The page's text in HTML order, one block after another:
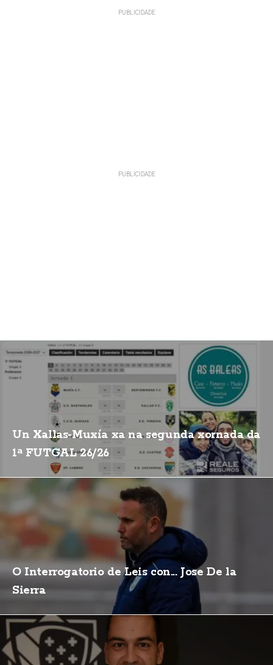
Un Xallas-Muxía xa na segunda xornada da
1ª FUTGAL 26/26
O Interrogatorio de Leis con... Jose De la
Sierra